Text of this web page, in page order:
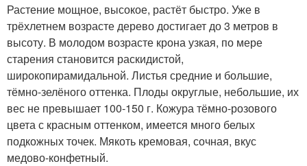
Растение мощное, высокое, растёт быстро. Уже в
трёхлетнем возрасте дерево достигает до 3 метров в
высоту. В молодом возрасте крона узкая, по мере
старения становится раскидистой,
широкопирамидальной. Листья средние и большие,
тёмно-зелёного оттенка. Плоды округлые, небольшие, их
вес не превышает 100-150 г. Кожура тёмно-розового
цвета с красным оттенком, имеется много белых
подкожных точек. Мякоть кремовая, сочная, вкус
медово-конфетный.